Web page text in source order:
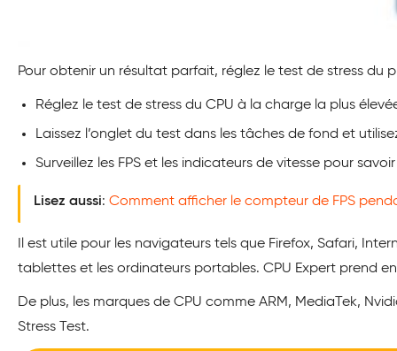
Pour obtenir un résultat parfait, réglez le test de stress du
Réglez le test de stress du CPU à la charge la plus
Laissez l’onglet du test dans les tâches de fond et
Surveillez les FPS et les indicateurs de vitesse pour
Lisez aussi: Comment afficher le compteur de FPS
Il est utile pour les navigateurs tels que Firefox, Safari,
tablettes et les ordinateurs portables. CPU Expert prend
De plus, les marques de CPU comme ARM, MediaTek,
Stress Test.